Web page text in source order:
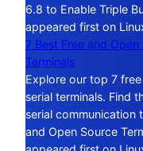
6.8 to Enable Triple
appeared first on
7 Best Free and
Terminals
Explore our top 7
serial terminals. Find
serial communication
and Open Source